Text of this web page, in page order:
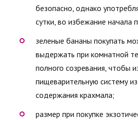
безопасно, однако
сутки, во избежание начала
зеленые бананы покупать
выдержать при комнатной
полного созревания, чтобы
пищеварительную систему
содержания крахмала;
размер при покупке